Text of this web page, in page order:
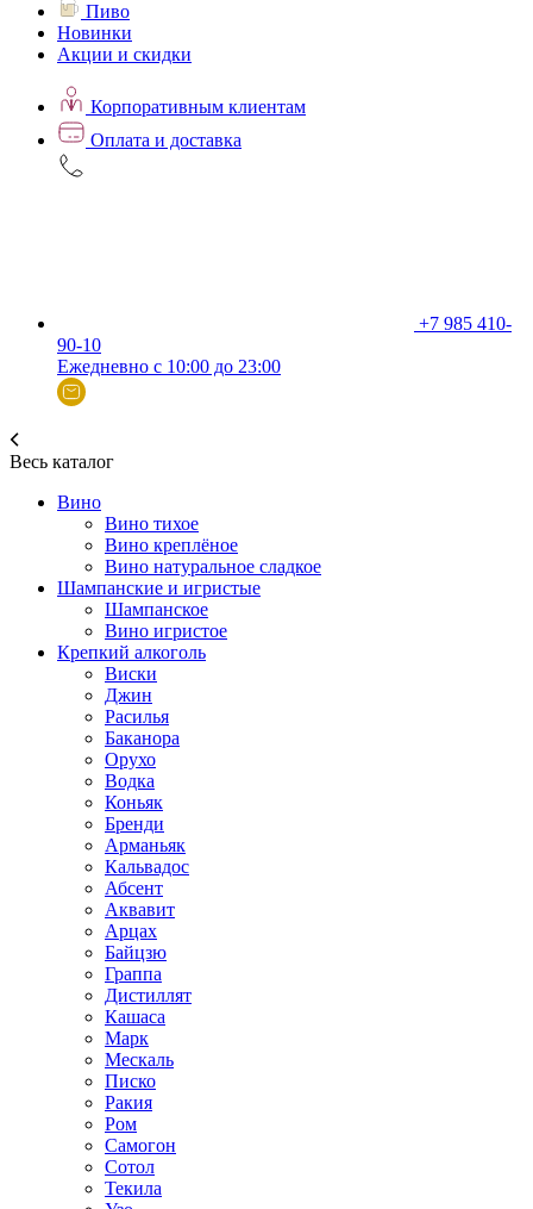
Пиво
Новинки
Акции и скидки
Корпоративным клиентам
Оплата и доставка
+7 985 410-
90-10
Ежедневно с 10:00 до 23:00
Весь каталог
Вино
Вино тихое
Вино креплёное
Вино натуральное сладкое
Шампанские и игристые
Шампанское
Вино игристое
Крепкий алкоголь
Виски
Джин
Расилья
Баканора
Орухо
Водка
Коньяк
Бренди
Арманьяк
Кальвадос
Абсент
Аквавит
Арцах
Байцзю
Граппа
Дистиллят
Кашаса
Марк
Мескаль
Писко
Ракия
Ром
Самогон
Сотол
Текила